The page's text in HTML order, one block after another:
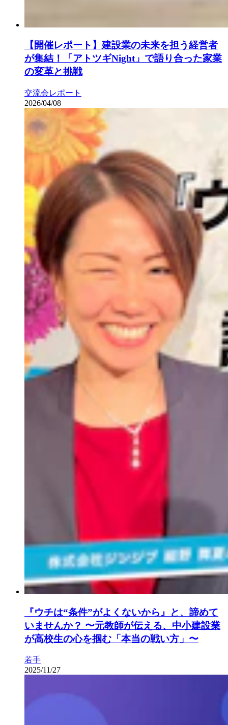
【開催レポート】建設業の未来を担う経営者
が集結！「アトツギNight」で語り合った家業
の変革と挑戦
交流会レポート
2026/04/08
『ウチは“条件”がよくないから』と、諦めて
いませんか？ 〜元教師が伝える、中小建設業
が高校生の心を掴む「本当の戦い方」〜
若手
2025/11/27